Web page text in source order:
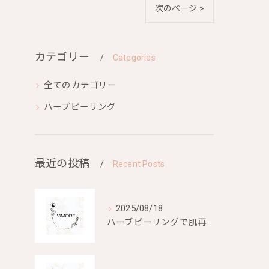
次のページ >
カテゴリー Categories
全てのカテゴリー
ハーブピーリング
最近の投稿 Recent Posts
2025/08/18
ハーブピーリングで肌再生を目指す